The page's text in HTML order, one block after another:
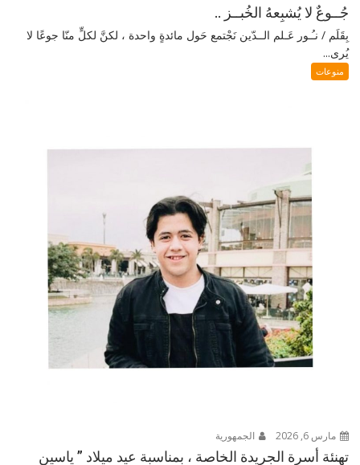
جُــوعٌ لا يُشبِعهُ الخُبــز ..
بِقَلَم / نـُـور عَـلم الــدّين نَجْتمع حَول مائدةٍ واحدة ، لكنَّ لكلٍّ منّا جوعًا لا
يُرى...
منوعات
مارس 6, 2026 الجمهورية
تهنئة أسرة الجريدة الخاصة ، بمناسبة عيد ميلاد ” ياسين